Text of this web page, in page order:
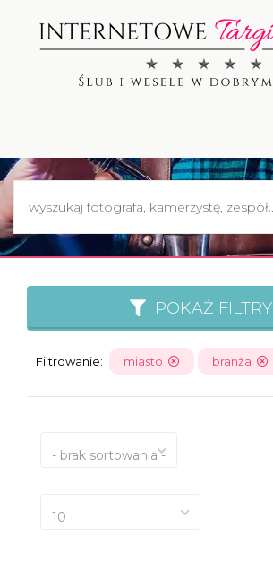
POKAŻ FILTRY
Filtrowanie: miasto branża
- brak sortowania -
10